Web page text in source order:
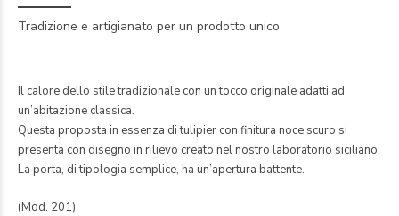
Tradizione e artigianato per un prodotto unico
Il calore dello stile tradizionale con un tocco originale adatti ad
un’abitazione classica.
Questa proposta in essenza di tulipier con finitura noce scuro si
presenta con disegno in rilievo creato nel nostro laboratorio siciliano.
La porta, di tipologia semplice, ha un’apertura battente.
(Mod. 201)